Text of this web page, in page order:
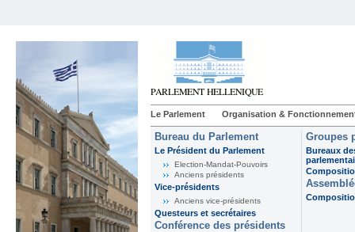
Le Parlement Organisation &
Bureau du Parlement
Le Président du Parlement
Election-Mandat-Pouvoirs
Anciens présidents
Vice-présidents
Anciens vice-présidents
Questeurs et secrétaires
Conférence des présidents
Groupes
Bureaux